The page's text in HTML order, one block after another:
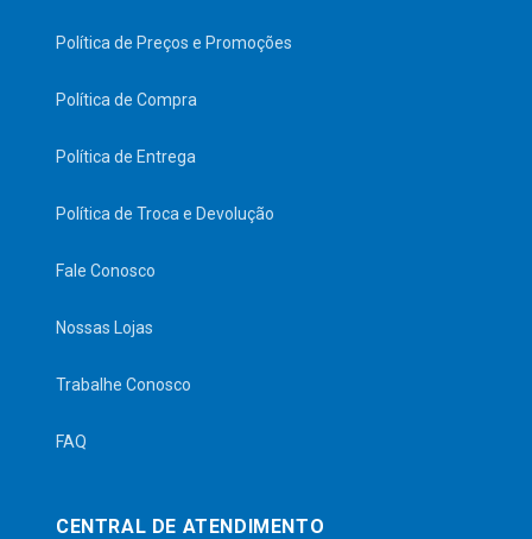
Política de Preços e Promoções
Política de Compra
Política de Entrega
Política de Troca e Devolução
Fale Conosco
Nossas Lojas
Trabalhe Conosco
FAQ
CENTRAL DE ATENDIMENTO